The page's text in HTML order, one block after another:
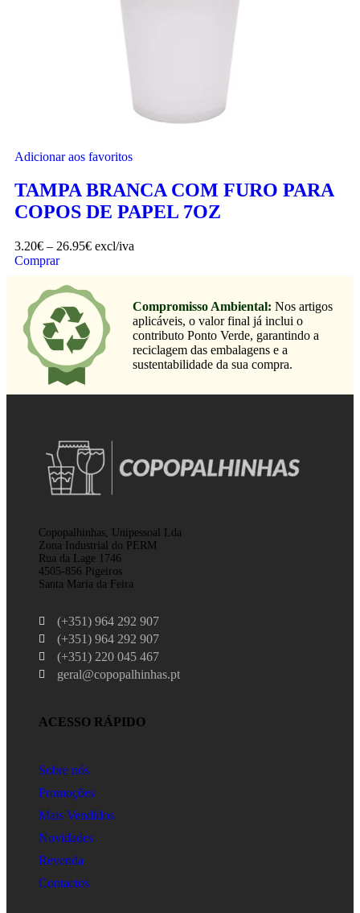
Adicionar aos favoritos
TAMPA BRANCA COM FURO PARA
COPOS DE PAPEL 7OZ
3.20€ – 26.95€ excl/iva
Comprar
Compromisso Ambiental: Nos artigos
aplicáveis, o valor final já inclui o
contributo Ponto Verde, garantindo a
reciclagem das embalagens e a
sustentabilidade da sua compra.
Copopalhinhas, Unipessoal Lda
Zona Industrial do PERM
Rua da Lage 1746
4505-856 Pigeiros
Santa Maria da Feira
(+351) 964 292 907
(+351) 964 292 907
(+351) 220 045 467
geral@copopalhinhas.pt
ACESSO RÁPIDO
Sobre nós
Promoções
Mais Vendidos
Novidades
Revenda
Contactos